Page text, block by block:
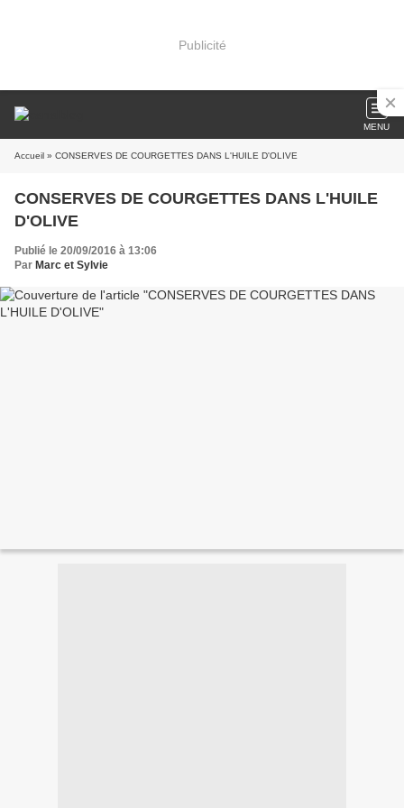
Publicité
MENU
Accueil » CONSERVES DE COURGETTES DANS L'HUILE D'OLIVE
CONSERVES DE COURGETTES DANS L'HUILE
D'OLIVE
Publié le 20/09/2016 à 13:06
Par Marc et Sylvie